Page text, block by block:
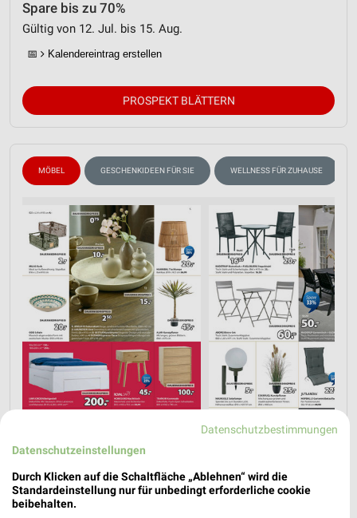
Spare bis zu 70%
Gültig von 12. Jul. bis 15. Aug.
📅 Kalendereintrag erstellen
PROSPEKT BLÄTTERN
MÖBEL GESCHENKIDEEN FÜR SIE WELLNESS FÜR ZUHAUSE
Datenschutzbestimmungen
Datenschutzeinstellungen
Durch Klicken auf die Schaltfläche „Ablehnen“ wird die
Standardeinstellung nur für unbedingt erforderliche cookie
beibehalten.